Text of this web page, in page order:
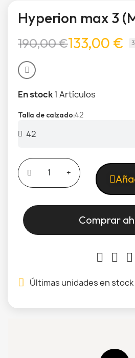
Hyperion max 3
190,00 €133,00 €
En stock1 Artículos
Talla de calzado 42
Comprar
Últimas unidades en stock